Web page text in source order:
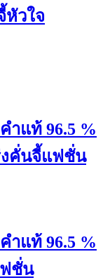
หัวใจ
ำแท้ 96.5 %
งคั่นจี้แฟชั่น
ำแท้ 96.5 %
ชั่น